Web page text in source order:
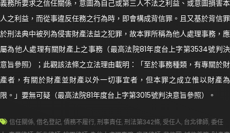
義務所要求之信任關係，意圖為自己或第三人不法之利益、或意圖損害本
人之利益，而從事違反任務之行為時，即會構成背信罪。且又基於背信罪
於刑法典中被列為侵害財產法益之犯罪，故本罪所稱為他人處理事務，應
屬為他人處理有關財產上之事務（最高法院81年度台上字第3534號判決
意旨參照）；此觀該法條之立法理由載明：「至於事務種類，有專關於財
產者，有關於財產並財產以外一切事宜者，但本罪之成立惟以財產為
限。」要無可疑（最高法院81年度台上字第3015號判決意旨參照）。
信任關係,借名登記,債務不履行,刑事責任,刑法第342條, 受任人, 台北律師,委任